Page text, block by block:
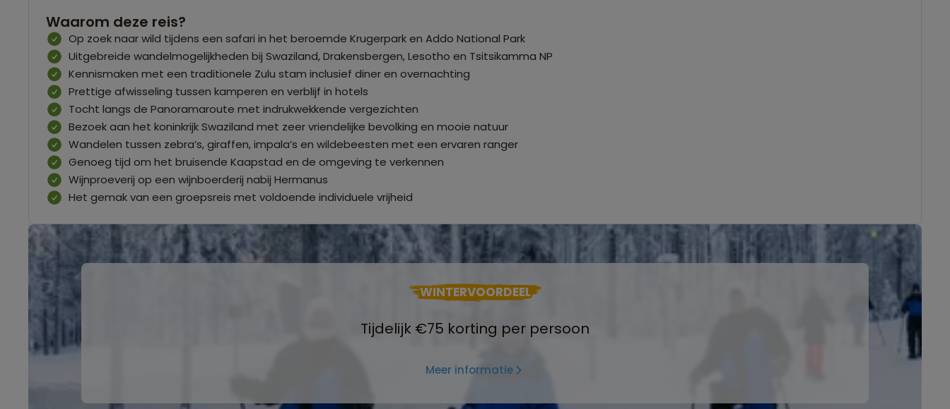
Waarom deze reis?
Op zoek naar wild tijdens een safari in het beroemde Krugerpark en Addo National Park
Uitgebreide wandelmogelijkheden bij Swaziland, Drakensbergen, Lesotho en Tsitsikamma NP
Kennismaken met een traditionele Zulu stam inclusief diner en overnachting
Prettige afwisseling tussen kamperen en verblijf in hotels
Tocht langs de Panoramaroute met indrukwekkende vergezichten
Bezoek aan het koninkrijk Swaziland met zeer vriendelijke bevolking en mooie natuur
Wandelen tussen zebra’s, giraffen, impala’s en wildebeesten met een ervaren ranger
Genoeg tijd om het bruisende Kaapstad en de omgeving te verkennen
Wijnproeverij op een wijnboerderij nabij Hermanus
Het gemak van een groepsreis met voldoende individuele vrijheid
WINTERVOORDEEL
Tijdelijk €75 korting per persoon
Meer informatie